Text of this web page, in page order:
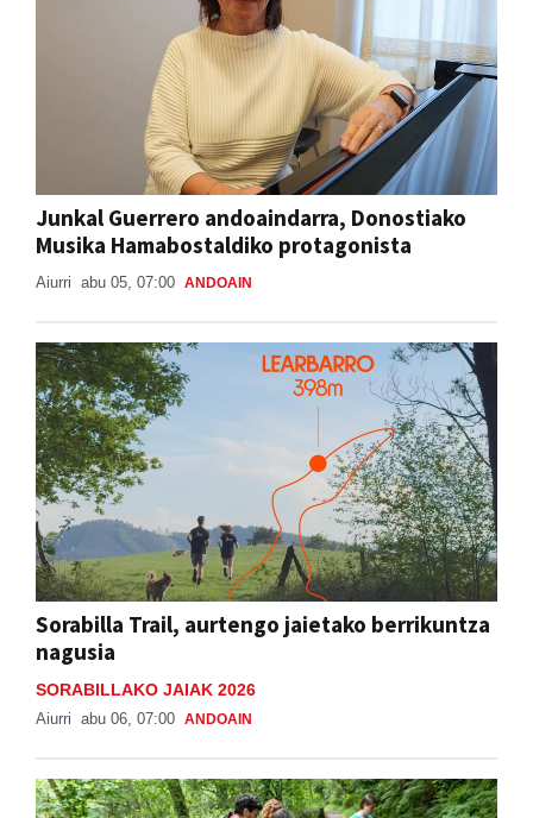
Junkal Guerrero andoaindarra, Donostiako
Musika Hamabostaldiko protagonista
Aiurri abu 05, 07:00 ANDOAIN
Sorabilla Trail, aurtengo jaietako berrikuntza
nagusia
SORABILLAKO JAIAK 2026
Aiurri abu 06, 07:00 ANDOAIN